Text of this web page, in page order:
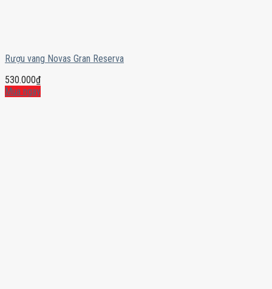
Rượu vang Novas Gran Reserva
530.000₫
Mua ngay